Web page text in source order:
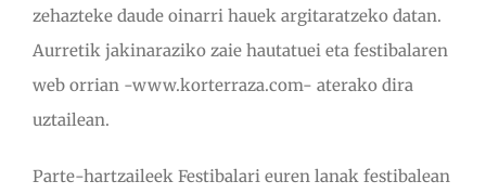
zehazteke daude oinarri hauek argitaratzeko datan.
Aurretik jakinaraziko zaie hautatuei eta festibalaren
web orrian -www.korterraza.com- aterako dira
uztailean.
Parte-hartzaileek Festibalari euren lanak festibalean